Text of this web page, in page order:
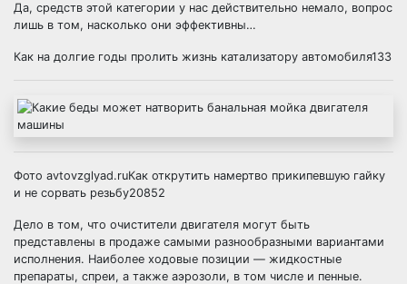
Да, средств этой категории у нас действительно немало, вопрос
лишь в том, насколько они эффективны…
Как на долгие годы пролить жизнь катализатору автомобиля133
Фото avtovzglyad.ruКак открутить намертво прикипевшую гайку
и не сорвать резьбу20852
Дело в том, что очистители двигателя могут быть
представлены в продаже самыми разнообразными вариантами
исполнения. Наиболее ходовые позиции — жидкостные
препараты, спреи, а также аэрозоли, в том числе и пенные.